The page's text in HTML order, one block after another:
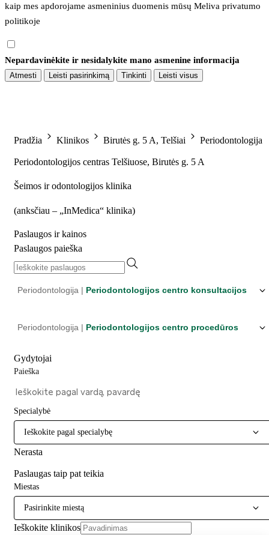
kaip mes apdorojame asmeninius duomenis mūsų Meliva privatumo
politikoje
Nepardavinėkite ir nesidalykite mano asmenine informacija
Atmesti Leisti pasirinkimą Tinkinti Leisti visus
Pradžia Klinikos Birutės g. 5 A, Telšiai Periodontologija
Periodontologijos centras Telšiuose, Birutės g. 5 A
Šeimos ir odontologijos klinika
(anksčiau – „InMedica“ klinika)
Paslaugos ir kainos
Paslaugos paieška
Periodontologija | Periodontologijos centro konsultacijos
Periodontologija | Periodontologijos centro procedūros
Gydytojai
Paieška
Specialybė
Ieškokite pagal specialybę
Nerasta
Paslaugas taip pat teikia
Miestas
Pasirinkite miestą
Ieškokite klinikos